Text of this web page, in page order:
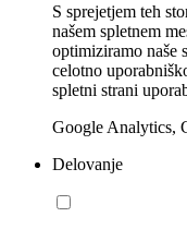
S sprejetjem teh
našem spletnem
optimiziramo naše
celotno
spletni strani
Google Analytics,
Delovanje